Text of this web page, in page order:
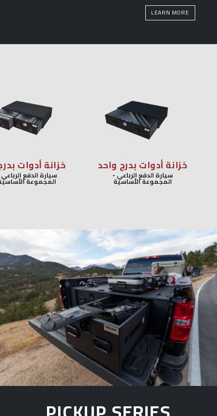
LEARN MORE
خزانة أدوات بدرج واحد
سيارة الدفع الرباعي -
المجموعة الأساسية
خزانة أدوات
سيارة الدفع الرباعي -
المجموعة الأساسية